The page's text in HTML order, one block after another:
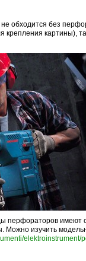
обходится без
крепления картины),
перфораторов имеют
Можно изучить
elektroinstrument/